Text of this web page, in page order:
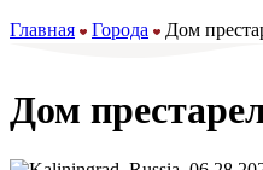
Главная
Города Дом
Дом